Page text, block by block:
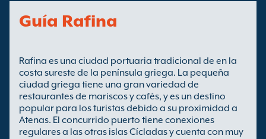
Guía Rafina
Rafina es una ciudad portuaria tradicional de en la
costa sureste de la península griega. La pequeña
ciudad griega tiene una gran variedad de
restaurantes de mariscos y cafés, y es un destino
popular para los turistas debido a su proximidad a
Atenas. El concurrido puerto tiene conexiones
regulares a las otras islas Cícladas y cuenta con muy